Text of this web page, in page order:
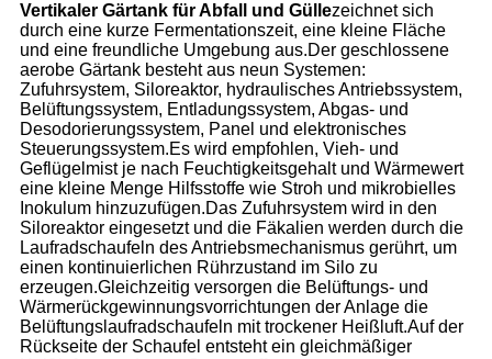
Vertikaler Gärtank für Abfall und Güllezeichnet sich
durch eine kurze Fermentationszeit, eine kleine Fläche
und eine freundliche Umgebung aus.Der geschlossene
aerobe Gärtank besteht aus neun Systemen:
Zufuhrsystem, Siloreaktor, hydraulisches Antriebssystem,
Belüftungssystem, Entladungssystem, Abgas- und
Desodorierungssystem, Panel und elektronisches
Steuerungssystem.Es wird empfohlen, Vieh- und
Geflügelmist je nach Feuchtigkeitsgehalt und Wärmewert
eine kleine Menge Hilfsstoffe wie Stroh und mikrobielles
Inokulum hinzuzufügen.Das Zufuhrsystem wird in den
Siloreaktor eingesetzt und die Fäkalien werden durch die
Laufradschaufeln des Antriebsmechanismus gerührt, um
einen kontinuierlichen Rührzustand im Silo zu
erzeugen.Gleichzeitig versorgen die Belüftungs- und
Wärmerückgewinnungsvorrichtungen der Anlage die
Belüftungslaufradschaufeln mit trockener Heißluft.Auf der
Rückseite der Schaufel entsteht ein gleichmäßiger